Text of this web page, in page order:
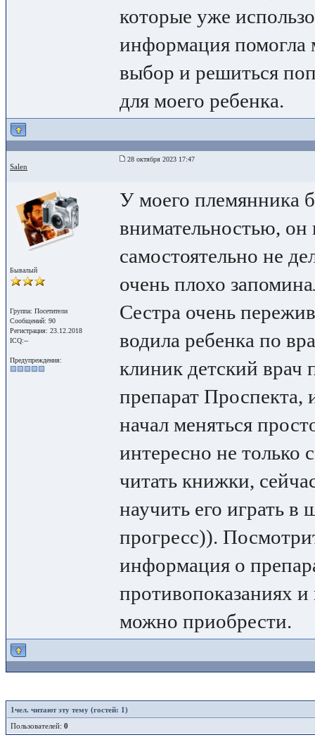
которые уже
информация помогла
выбор и решиться
для моего ребенка.
Salen
28 октября 2023 17:47
Бывалый
Группа: Посетители
Сообщений: 90
Регистрация: 23.12.2018
ICQ:--
Предупреждения:
У моего племянника
внимательностью, он
самостоятельно не
очень плохо
Сестра очень
водила ребенка по
клиник детский врач
препарат Проспекта,
начал меняться
интересно не только
читать книжки,
научить его играть в
прогресс)).
информация о
противопоказаниях и
можно приобрести.
1чел. читают эту тему (гостей: 1)
Пользователей: 0